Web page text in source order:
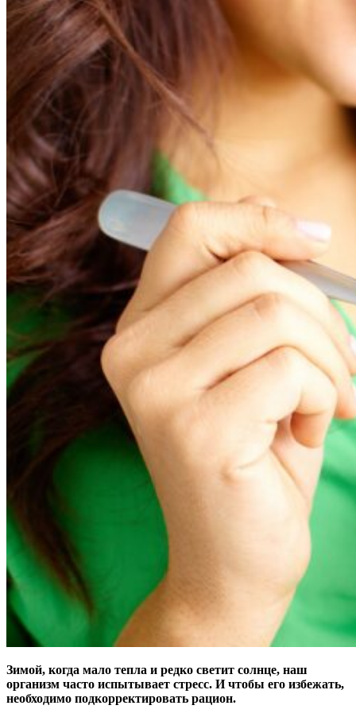
Зимой, когда мало тепла и редко светит солнце, наш
организм часто испытывает стресс. И чтобы его избежать,
необходимо подкорректировать рацион.